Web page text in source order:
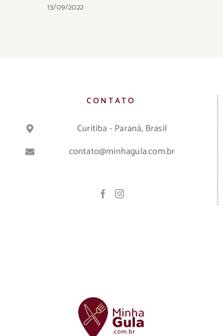
13/09/2022
CONTATO
Curitiba - Paraná, Brasil
contato@minhagula.com.br